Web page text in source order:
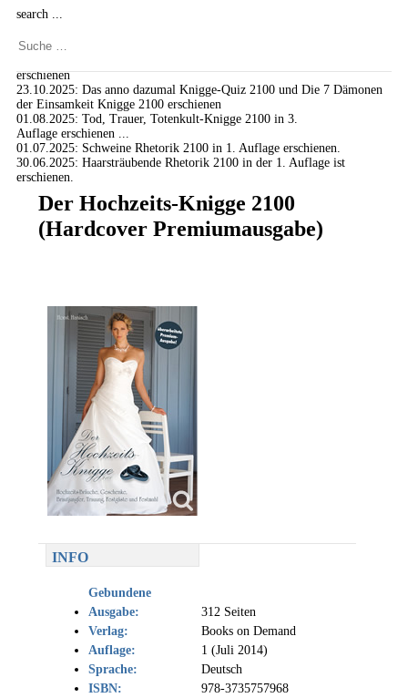
Neuigkeiten:
erschienen
23.10.2025: Das anno dazumal Knigge-Quiz 2100 und Die 7 Dämonen
der Einsamkeit Knigge 2100 erschienen
01.08.2025: Tod, Trauer, Totenkult-Knigge 2100 in 3.
Auflage erschienen ...
01.07.2025: Schweine Rhetorik 2100 in 1. Auflage erschienen.
30.06.2025: Haarsträubende Rhetorik 2100 in der 1. Auflage ist
erschienen.
search ...
Der Hochzeits-Knigge 2100
(Hardcover Premiumausgabe)
INFO
Gebundene
Ausgabe:
312 Seiten
Verlag:
Books on Demand
Auflage:
1 (Juli 2014)
Sprache:
Deutsch
ISBN:
978-3735757968